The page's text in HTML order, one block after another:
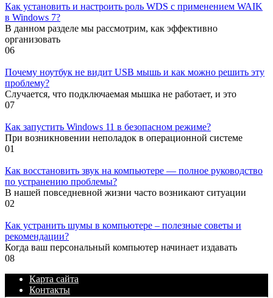
Как установить и настроить роль WDS с применением WAIK
в Windows 7?
В данном разделе мы рассмотрим, как эффективно
организовать
06
Почему ноутбук не видит USB мышь и как можно решить эту
проблему?
Случается, что подключаемая мышка не работает, и это
07
Как запустить Windows 11 в безопасном режиме?
При возникновении неполадок в операционной системе
01
Как восстановить звук на компьютере — полное руководство
по устранению проблемы?
В нашей повседневной жизни часто возникают ситуации
02
Как устранить шумы в компьютере – полезные советы и
рекомендации?
Когда ваш персональный компьютер начинает издавать
08
Карта сайта
Контакты